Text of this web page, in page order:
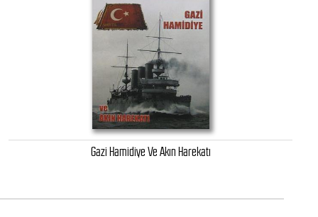
Gazi Hamidiye Ve Akın Harekatı